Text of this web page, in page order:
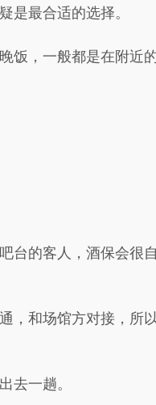
是最合适的选择。
饭，一般都是在附近
台的客人，酒保会很
，和场馆方对接，所
去一趟。